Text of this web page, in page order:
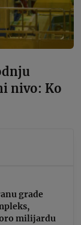
nivo: Ko
grade
milijardu